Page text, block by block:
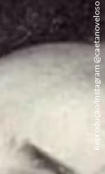
Reprodução/Instagram @caetanoveloso